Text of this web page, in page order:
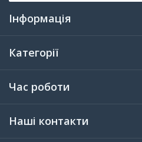
Інформація
Категорії
Час роботи
Наші контакти